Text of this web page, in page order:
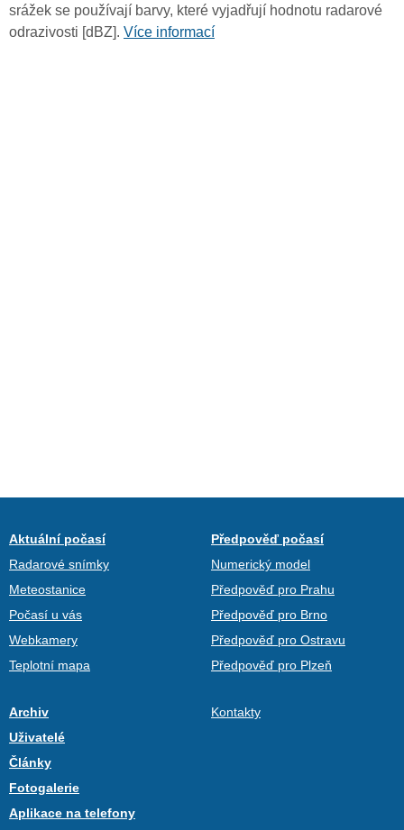
srážek se používají barvy, které vyjadřují hodnotu radarové
odrazivosti [dBZ]. Více informací
Aktuální počasí
Radarové snímky
Meteostanice
Počasí u vás
Webkamery
Teplotní mapa
Předpověď počasí
Numerický model
Předpověď pro Prahu
Předpověď pro Brno
Předpověď pro Ostravu
Předpověď pro Plzeň
Archiv
Uživatelé
Články
Fotogalerie
Aplikace na telefony
Kontakty